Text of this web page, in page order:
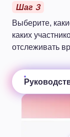
Шаг 3
Выберите,
каких
отслеживать